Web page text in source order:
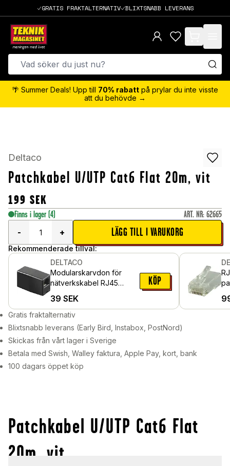
GRATIS FRAKTALTERNATIV BLIXTSNABB LEVERANS
items in cart,
🌴 Summer Deals! Upp till 70% rabatt på prylar du inte visste
att du behövde →
Deltaco
Patchkabel U/UTP Cat6 Flat 20m, vit
199 SEK
Finns i lager (4) ART. NR: 62665
-
+ LÄGG TILL I VARUKORG
Rekommenderade tillval:
DELTACO
Modularskarvdon för
nätverkskabel RJ45
39 SEK
KÖP
Gratis fraktalternativ
Blixtsnabb leverans (Early Bird, Instabox, PostNord)
Skickas från vårt lager i Sverige
Betala med Swish, Walley faktura, Apple Pay, kort, bank
100 dagars öppet köp
Patchkabel U/UTP Cat6 Flat
20m, vit